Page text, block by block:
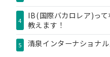
4
IB(国際バカロレア)っ
教えます！
5 清泉インターナショナ